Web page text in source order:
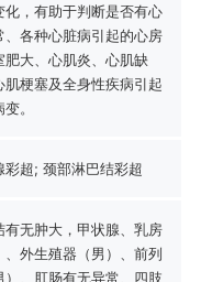
化，有助于判断是否有心
、各种心脏病引起的心房
肥大、心肌炎、心肌缺
肌梗塞及全身性疾病引起
。
彩超; 颈部淋巴结彩超
有无肿大，甲状腺、乳房
、外生殖器（男）、前列
）、肛肠有无异常、四肢